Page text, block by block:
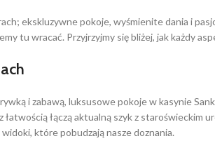
ekskluzywne pokoje, wyśmienite dania i
tu wracać. Przyjrzyjmy się bliżej, jak każdy
i zabawą, luksusowe pokoje w kasynie
łączą aktualną szyk z
które pobudzają nasze doznania.